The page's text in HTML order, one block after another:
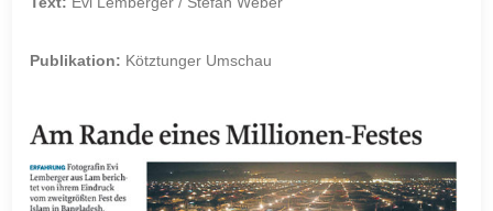
Publikation: Kötztunger Umschau